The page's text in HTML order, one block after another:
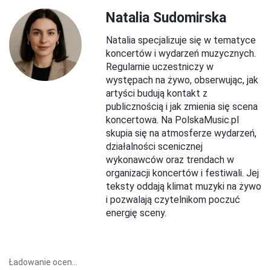
Natalia Sudomirska
Natalia specjalizuje się w tematyce
koncertów i wydarzeń muzycznych.
Regularnie uczestniczy w
występach na żywo, obserwując, jak
artyści budują kontakt z
publicznością i jak zmienia się scena
koncertowa. Na PolskaMusic.pl
skupia się na atmosferze wydarzeń,
działalności scenicznej
wykonawców oraz trendach w
organizacji koncertów i festiwali. Jej
teksty oddają klimat muzyki na żywo
i pozwalają czytelnikom poczuć
energię sceny.
Ładowanie ocen...